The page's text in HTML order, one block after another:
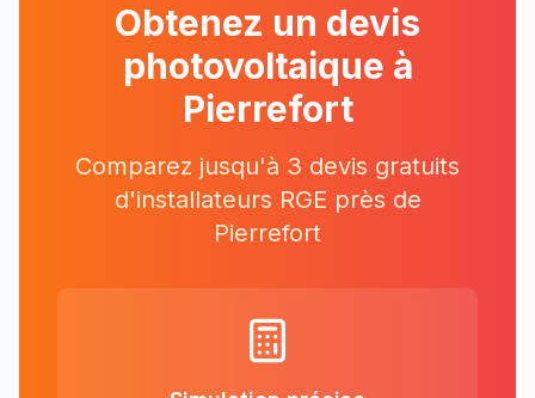
Obtenez un devis
photovoltaique à
Pierrefort
Comparez jusqu'à 3 devis gratuits
d'installateurs RGE près de
Pierrefort